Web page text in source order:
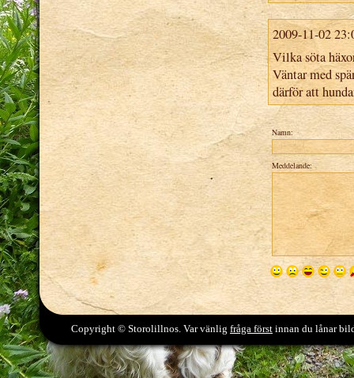
2009-11-02
Vilka söta
Väntar med
därför att
Namn:
Meddelande:
Copyright © Storolillnos. Var vänlig fråga först innan du lånar